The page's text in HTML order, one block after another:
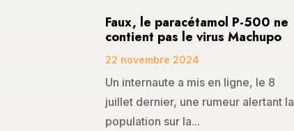
Faux, le paracétamol P-500 ne
contient pas le virus Machupo
22 novembre 2024
Un internaute a mis en ligne, le 8
juillet dernier, une rumeur alertant la
population sur la...